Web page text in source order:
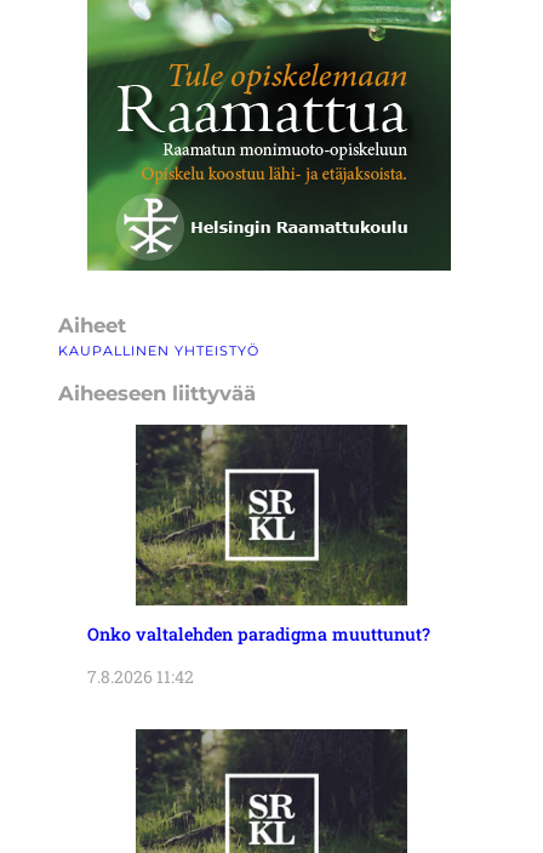
Aiheet
KAUPALLINEN YHTEISTYÖ
Aiheeseen liittyvää
Onko valtalehden paradigma muuttunut?
7.8.2026 11:42